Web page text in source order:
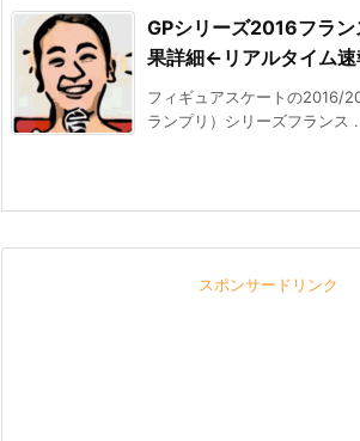
GPシリーズ2016フラン
果詳細←リアルタイム速
フィギュアスケートの2016/
ランプリ）シリーズフランス
スポンサードリンク